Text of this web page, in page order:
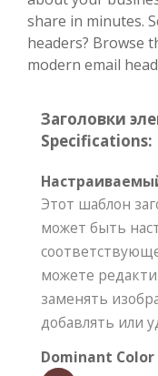
share in minutes.
headers? Browse
modern email
Заголовки
Specifications:
Этот шаблон
может быть
можете
заменять
добавлять или
Dominant Color